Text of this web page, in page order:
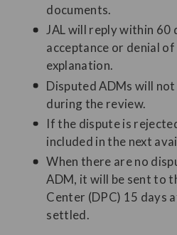
documents.
JAL will reply within 60
acceptance or denial
explanation.
Disputed ADMs will
during the review.
If the dispute is
included in the next
When there are no
ADM, it will be sent to
Center (DPC) 15 days
settled.